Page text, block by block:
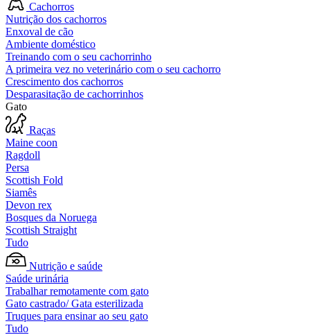
Cachorros
Nutrição dos cachorros
Enxoval de cão
Ambiente doméstico
Treinando com o seu cachorrinho
A primeira vez no veterinário com o seu cachorro
Crescimento dos cachorros
Desparasitação de cachorrinhos
Gato
Raças
Maine coon
Ragdoll
Persa
Scottish Fold
Siamês
Devon rex
Bosques da Noruega
Scottish Straight
Tudo
Nutrição e saúde
Saúde urinária
Trabalhar remotamente com gato
Gato castrado/ Gata esterilizada
Truques para ensinar ao seu gato
Tudo